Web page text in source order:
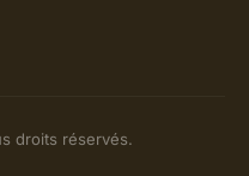
droits réservés.